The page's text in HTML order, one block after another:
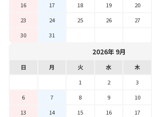
16
17 18 19 20
23
24 25 26 27
30
31
2026年 9月
日 月 火 水 木
1
2 3
6
7 8 9 10
13
14 15 16 17